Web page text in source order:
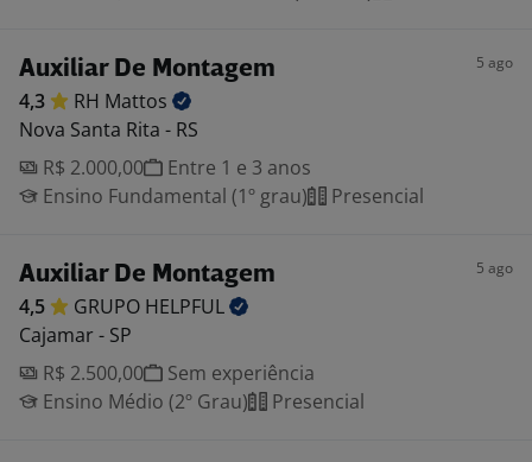
Auxiliar De Montagem 5 ago
4,3 RH Mattos
Nova Santa Rita - RS
R$ 2.000,00
Entre 1 e 3 anos
Ensino Fundamental (1º grau)
Presencial
Auxiliar De Montagem 5 ago
4,5 GRUPO HELPFUL
Cajamar - SP
R$ 2.500,00
Sem experiência
Ensino Médio (2º Grau)
Presencial